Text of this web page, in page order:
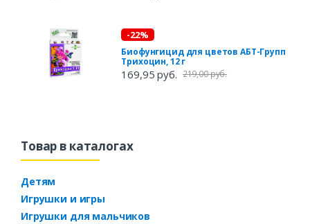
-22%
Биофунгицид для цветов АБТ-Групп
Трихоцин, 12 г
169,95 руб. 219,00 руб.
Товар в каталогах
Детям
Игрушки и игры
Игрушки для мальчиков